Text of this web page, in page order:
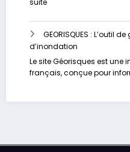
suite
:
Le
portail
Européen
d’alertes
GEORISQUES : L’outil
d’inondation
Le site Géorisques est
français, conçue pour